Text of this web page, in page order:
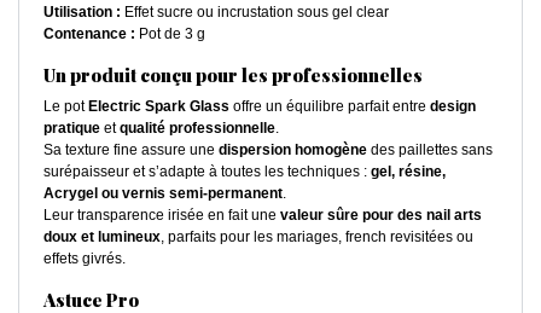
Utilisation : Effet sucre ou incrustation sous gel clear
Contenance : Pot de 3 g
Un produit conçu pour les professionnelles
Le potElectric Spark Glass offre un équilibre parfait entre design
pratique etqualité professionnelle.
Sa texture fine assure une dispersion homogène des paillettes sans
surépaisseur et s’adapte à toutes les techniques : gel, résine,
Acrygel ou vernis semi-permanent.
Leur transparence irisée en fait une valeur sûre pour des nail arts
doux et lumineux, parfaits pour les mariages, french revisitées ou
effets givrés.
Astuce Pro